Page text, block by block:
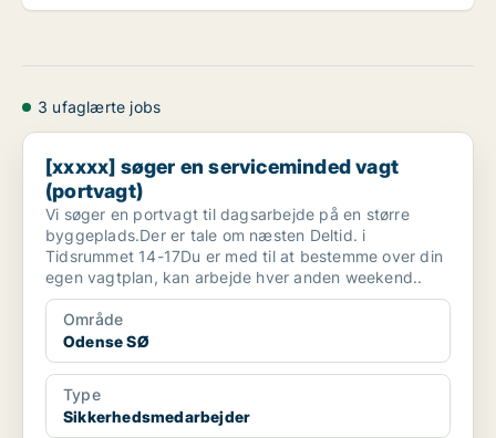
3 ufaglærte jobs
[xxxxx] søger en serviceminded vagt (portvagt)
[xxxxx] søger en serviceminded vagt
(portvagt)
Vi søger en portvagt til dagsarbejde på en større
byggeplads.Der er tale om næsten Deltid. i
Tidsrummet 14-17Du er med til at bestemme over din
egen vagtplan, kan arbejde hver anden weekend..
Område
Odense SØ
Type
Sikkerhedsmedarbejder